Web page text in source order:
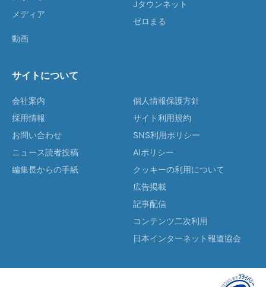
メディア
動画
Jタウンネット
ゼロまる
サイトについて
会社案内
採用情報
お問い合わせ
ニュース読者投稿
編集長からの手紙
個人情報保護方針
サイト利用規約
SNS利用ポリシー
AIポリシー
クッキーの利用について
広告掲載
記事配信
コンテンツ二次利用
日本インターネット報道協会